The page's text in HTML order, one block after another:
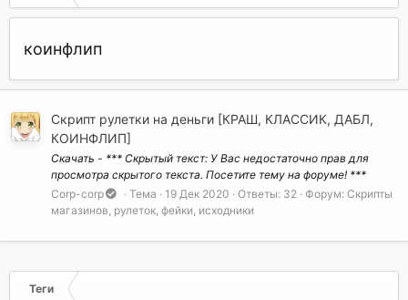
коинфлип
Скрипт рулетки на деньги [КРАШ, КЛАССИК, ДАБЛ,
КОИНФЛИП]
Скачать - *** Скрытый текст: У Вас недостаточно прав для
просмотра скрытого текста. Посетите тему на форуме! ***
Corp-corp
Тема 19 Дек 2020 Ответы: 32 Форум: Скрипты
магазинов, рулеток, фейки, исходники
Теги